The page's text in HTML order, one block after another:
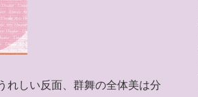
れしい反面、群舞の全体美は分